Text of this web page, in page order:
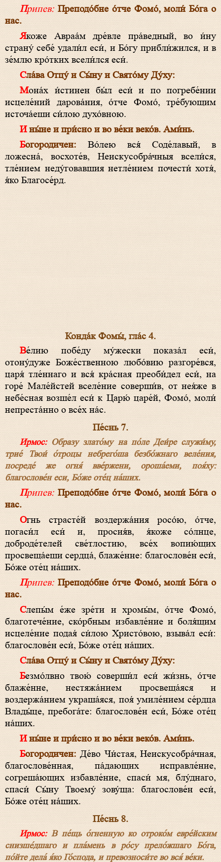
Припев: Преподо́бне о́тче Фомо́, моли́ Бо́га о
нас.
Якоже Авраа́м дре́вле пра́ведный, во и́ну
страну́ себе́ удали́л еси́, и Бо́гу прибли́жился, и в
зе́млю кро́тких всели́лся еси́.
Сла́ва Отцу́ и Сы́ну и Свято́му Ду́ху:
Мона́х и́стинен бы́л еси́ и по погребе́нии
исцеле́ний дарова́ния, о́тче Фомо́, тре́бующим
источа́еши си́лою духо́вною.
И ны́не и при́сно и во ве́ки веко́в. Ами́нь.
Богородичен:Во́лею вся́ Соде́лавый, в
ложесна́, восхоте́в, Неискусобра́чныя всели́ся,
тле́нием неду́говавшия нетле́нием почести́ хотя́,
я́ко Благосе́рд.
Конда́к Фомы́, гла́с 4.
Ве́лию побе́ду му́жески показа́л еси́,
отону́дуже Боже́ственною любо́вию разгоре́вся,
царя́ тле́ннаго и вся́ кра́сная преоби́дел еси́, на
горе́ Мале́йстей вселе́ние соверши́в, от нея́же в
небе́сная возше́л еси́ к Царю́ царе́й, Фомо́, моли́
непреста́нно о все́х на́с.
Пе́снь 7.
Ирмос:Образу злато́му на по́ле Деи́ре служи́му,
трие́ Твои́ о́троцы небрего́ша безбо́жнаго веле́ния,
посреде́ же огня́ вве́ржени, ороша́еми, поя́ху:
благослове́н еси, Бо́же оте́ц на́ших.
Припев: Преподо́бне о́тче Фомо́, моли́ Бо́га о
нас.
Огнь страсте́й воздержа́ния росо́ю, о́тче,
погаси́л еси́ и, просия́в, я́коже со́лнце,
доброде́телей све́тлостию, все́х вопию́щих
просвеща́еши сердца́, блаже́нне: благослове́н еси́,
Бо́же оте́ц на́ших.
Припев: Преподо́бне о́тче Фомо́, моли́ Бо́га о
нас.
Слепы́м е́же зре́ти и хромы́м, о́тче Фомо́,
благотече́ние, ско́рбным избавле́ние и боля́щим
исцеле́ние подая́ си́лою Христо́вою, взыва́л еси́:
благослове́н еси́, Бо́же оте́ц на́ших.
Сла́ва Отцу́ и Сы́ну и Свято́му Ду́ху:
Безмо́лвно твою́ соверши́л еси́ жи́знь, о́тче
блаже́нне, нестяжа́нием просвеща́яся и
воздержа́нием украша́яся, поя́ умиле́нием се́рдца
Влады́це, пребога́те: благослове́н еси́, Бо́же оте́ц
на́ших.
И ны́не и при́сно и во ве́ки веко́в. Ами́нь.
Богородичен:Де́во Чи́стая, Неискусобра́чная,
благослове́нная, па́дающих исправле́ние,
согреша́ющих избавле́ние, спаси́ мя, блу́днаго,
спаси́ Сы́ну Твоему́ зову́ща: благослове́н еси́,
Бо́же оте́ц на́ших.
Пе́снь 8.
Ирмос:В пе́щь о́гненную ко отроко́м евре́йским
снизше́дшаго и пла́мень в ро́су прело́жшаго Бо́га,
по́йте дела́ я́ко Го́спода, и превозноси́те во вся́ ве́ки.